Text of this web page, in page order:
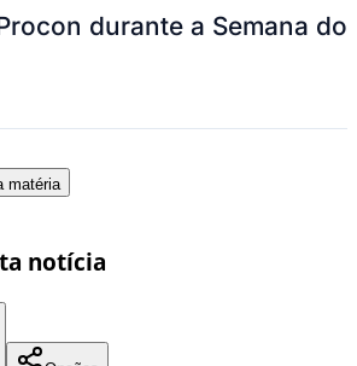
durante a Semana do
matéria
notícia